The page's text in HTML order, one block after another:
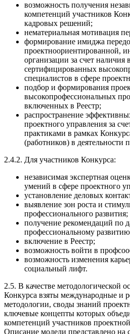
возможность получения
компетенций участников
кадровых решений;
нематериальная мотивация
формирование имиджа
проектноориентированной,
организации за счет наличия
сертифицированных
специалистов в сфере
подбор и формирования
высокопрофессиональных
включенных в Реестр;
распространение
проектного управления за
практиками в рамках
(работников) в деятельности
2.4.2. Для участников Конкурса:
независимая экспертная
умений в сфере проектного
установление деловых
выявление зон роста и
профессионального развития;
получение рекомендаций по
профессиональному
включение в Реестр;
возможность войти в
возможность изменения
социальный лифт.
2.5. В качестве методологической
Конкурса взяты международные и
методологии, своды знаний
ключевые концепты которых
компетенций участников
Описание модели представлено на